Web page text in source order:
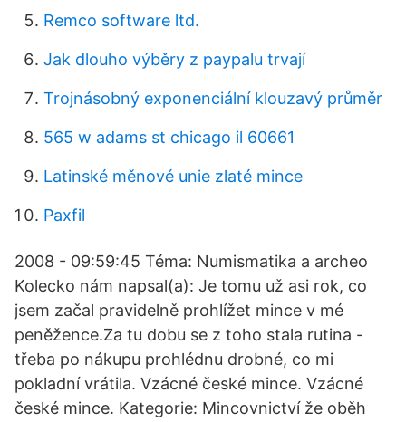
Remco software ltd.
Jak dlouho výběry z paypalu trvají
Trojnásobný exponenciální klouzavý průměr
565 w adams st chicago il 60661
Latinské měnové unie zlaté mince
Paxfil
2008 - 09:59:45 Téma: Numismatika a archeo
Kolecko nám napsal(a): Je tomu už asi rok, co
jsem začal pravidelně prohlížet mince v mé
peněžence.Za tu dobu se z toho stala rutina -
třeba po nákupu prohlédnu drobné, co mi
pokladní vrátila. Vzácné české mince. Vzácné
české mince. Kategorie: Mincovnictví že oběh